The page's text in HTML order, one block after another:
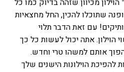
שתוכלו להכין, החל מחצאיות
עם זאת הדבר תלוי
הוילון. אתה יכול לעשות כל כך
אותם למשהו טרי וחדש.
להפיכת הוילונות הישנים שלך